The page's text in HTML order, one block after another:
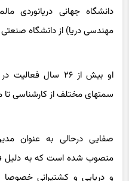
دانشگاه جهانی دریانوردی
مهندسی دریا) از دانشگاه
او بیش از ۲۶ سال
سمت‎های مختلف از کارشناسی تا مدیریتی در کارنامه خود دارد.
صفایی درحالی به عنوان
منصوب شده است که به دلیل
و‌ دریایی و کشتیرانی